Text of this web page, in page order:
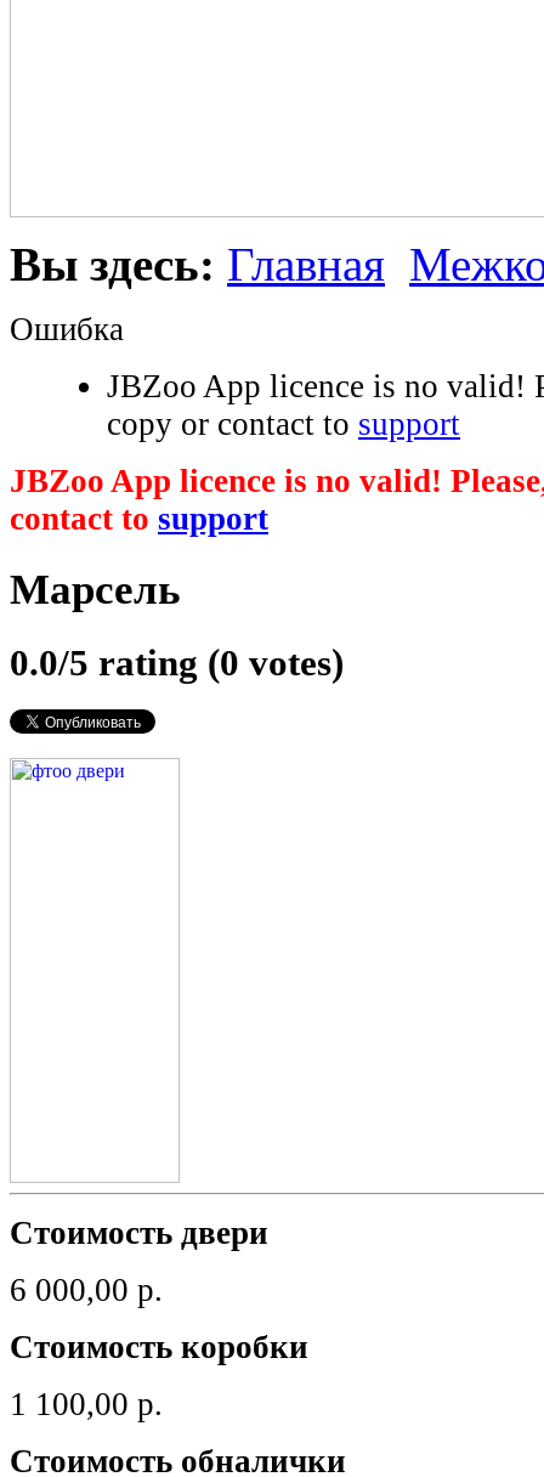
Вы здесь: Главная
Ошибка
JBZoo App licence is no valid!
copy or contact to support
JBZoo App licence is no valid!
contact to support
Марсель
0.0/5 rating (0 votes)
Стоимость двери
6 000,00 р.
Стоимость коробки
1 100,00 р.
Стоимость обналички